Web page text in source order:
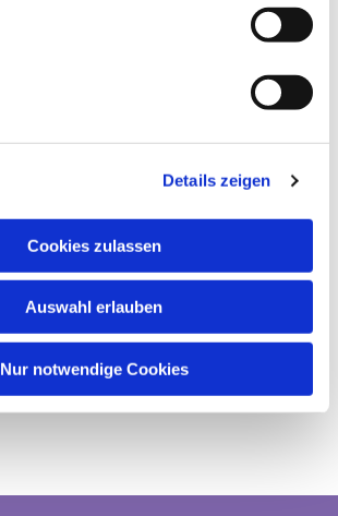
Details zeigen
Cookies zulassen
Auswahl erlauben
Nur notwendige Cookies